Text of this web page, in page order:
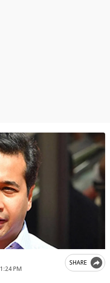
PM
SHARE